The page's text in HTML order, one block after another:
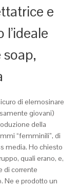
e
di elemosinare
giovani)
della
“femminili”, di
media. Ho chiesto
quali erano, e,
di corrente
Ne e prodotto un